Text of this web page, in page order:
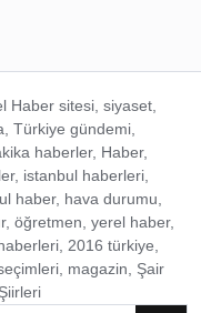
Haber sitesi, siyaset,
Türkiye gündemi,
haberler, Haber,
istanbul haberleri,
haber, hava durumu,
öğretmen, yerel haber,
2016 türkiye,
magazin, Şair